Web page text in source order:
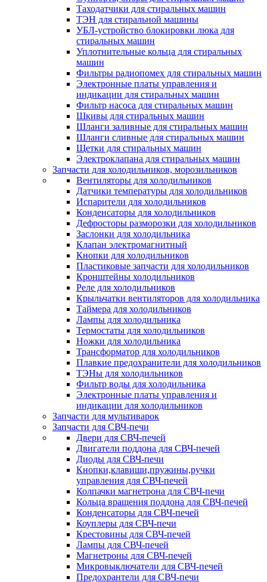
Таходатчики для стиральных машин
ТЭН для стиральной машины
УБЛ-устройство блокировки люка для
стиральных машин
Уплотнительные кольца для стиральных
машин
Фильтры радиопомех для стиральных машин
Электронные платы управления и
индикации для стиральных машин
Фильтр насоса для стиральных машин
Шкивы для стиральных машин
Шланги заливные для стиральных машин
Шланги сливные для стиральных машин
Щетки для стиральных машин
Электроклапана для стиральных машин
Запчасти для холодильников, морозильников
Вентиляторы для холодильников
Датчики температуры для холодильников
Испарители для холодильников
Конденсаторы для холодильников
Дефросторы разморозки для холодильников
Заслонки для холодильника
Клапан электромагнитный
Кнопки для холодильников
Пластиковые запчасти для холодильников
Кронштейны холодильников
Реле для холодильников
Крыльчатки вентиляторов для холодильника
Таймера для холодильников
Лампы для холодильника
Термостаты для холодильников
Ножки для холодильника
Трансформатор для холодильников
Плавкие предохранители для холодильников
ТЭНы для холодильников
Фильтр воды для холодильника
Электронные платы управления и
индикации для холодильников
Запчасти для мультиварок
Запчасти для СВЧ-печи
Двери для СВЧ-печей
Двигатели поддона для СВЧ-печей
Диоды для СВЧ-печи
Кнопки,клавиши,пружины,ручки
управления для СВЧ-печей
Колпачки магнетрона для СВЧ-печи
Кольца вращения поддона для СВЧ-печей
Конденсаторы для СВЧ-печей
Коуплеры для СВЧ-печи
Крестовины для СВЧ-печей
Лампы для СВЧ-печей
Магнетроны для СВЧ-печей
Микровыключатели для СВЧ-печей
Предохрантели для СВЧ-печи